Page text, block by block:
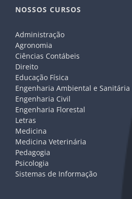
NOSSOS CURSOS
Administração
Agronomia
Ciências Contábeis
Direito
Educação Física
Engenharia Ambiental e Sanitária
Engenharia Civil
Engenharia Florestal
Letras
Medicina
Medicina Veterinária
Pedagogia
Psicologia
Sistemas de Informação